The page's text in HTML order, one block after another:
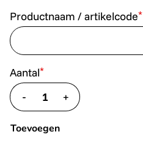
Productnaam / artikelcode*
Aantal*
-translate.decrease
+translate.increase
Toevoegen